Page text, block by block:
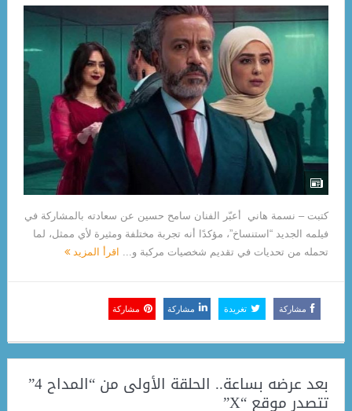
كتبت – نسمة هاني أعبّر الفنان سامح حسين عن سعادته بالمشاركة في
فيلمه الجديد “استنساخ”، مؤكدًا أنه تجربة مختلفة ومثيرة لأي ممثل، لما
تحمله من تحديات في تقديم شخصيات مركبة و... اقرأ المزيد
مشاركة تغريدة مشاركة مشاركة
بعد عرضه بساعة.. الحلقة الأولى من “المداح 4”
تتصدر موقع “X”